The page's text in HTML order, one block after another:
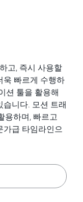
고, 즉시 사용할
욱 빠르게 수행하
션 툴을 활용해
니다. 모션 트래
용하며, 빠르고
가급 타임라인으